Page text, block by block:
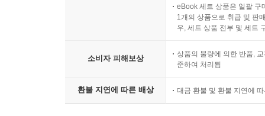
eBook 세트 상품은 일괄 구
1개의 상품으로 취급 및 판
우, 세트 상품 전부 및 세트
소비자 피해보상
상품의 불량에 의한 반품,
준하여 처리됨
환불 지연에 따른 배상 대금 환불 및 환불 지연에